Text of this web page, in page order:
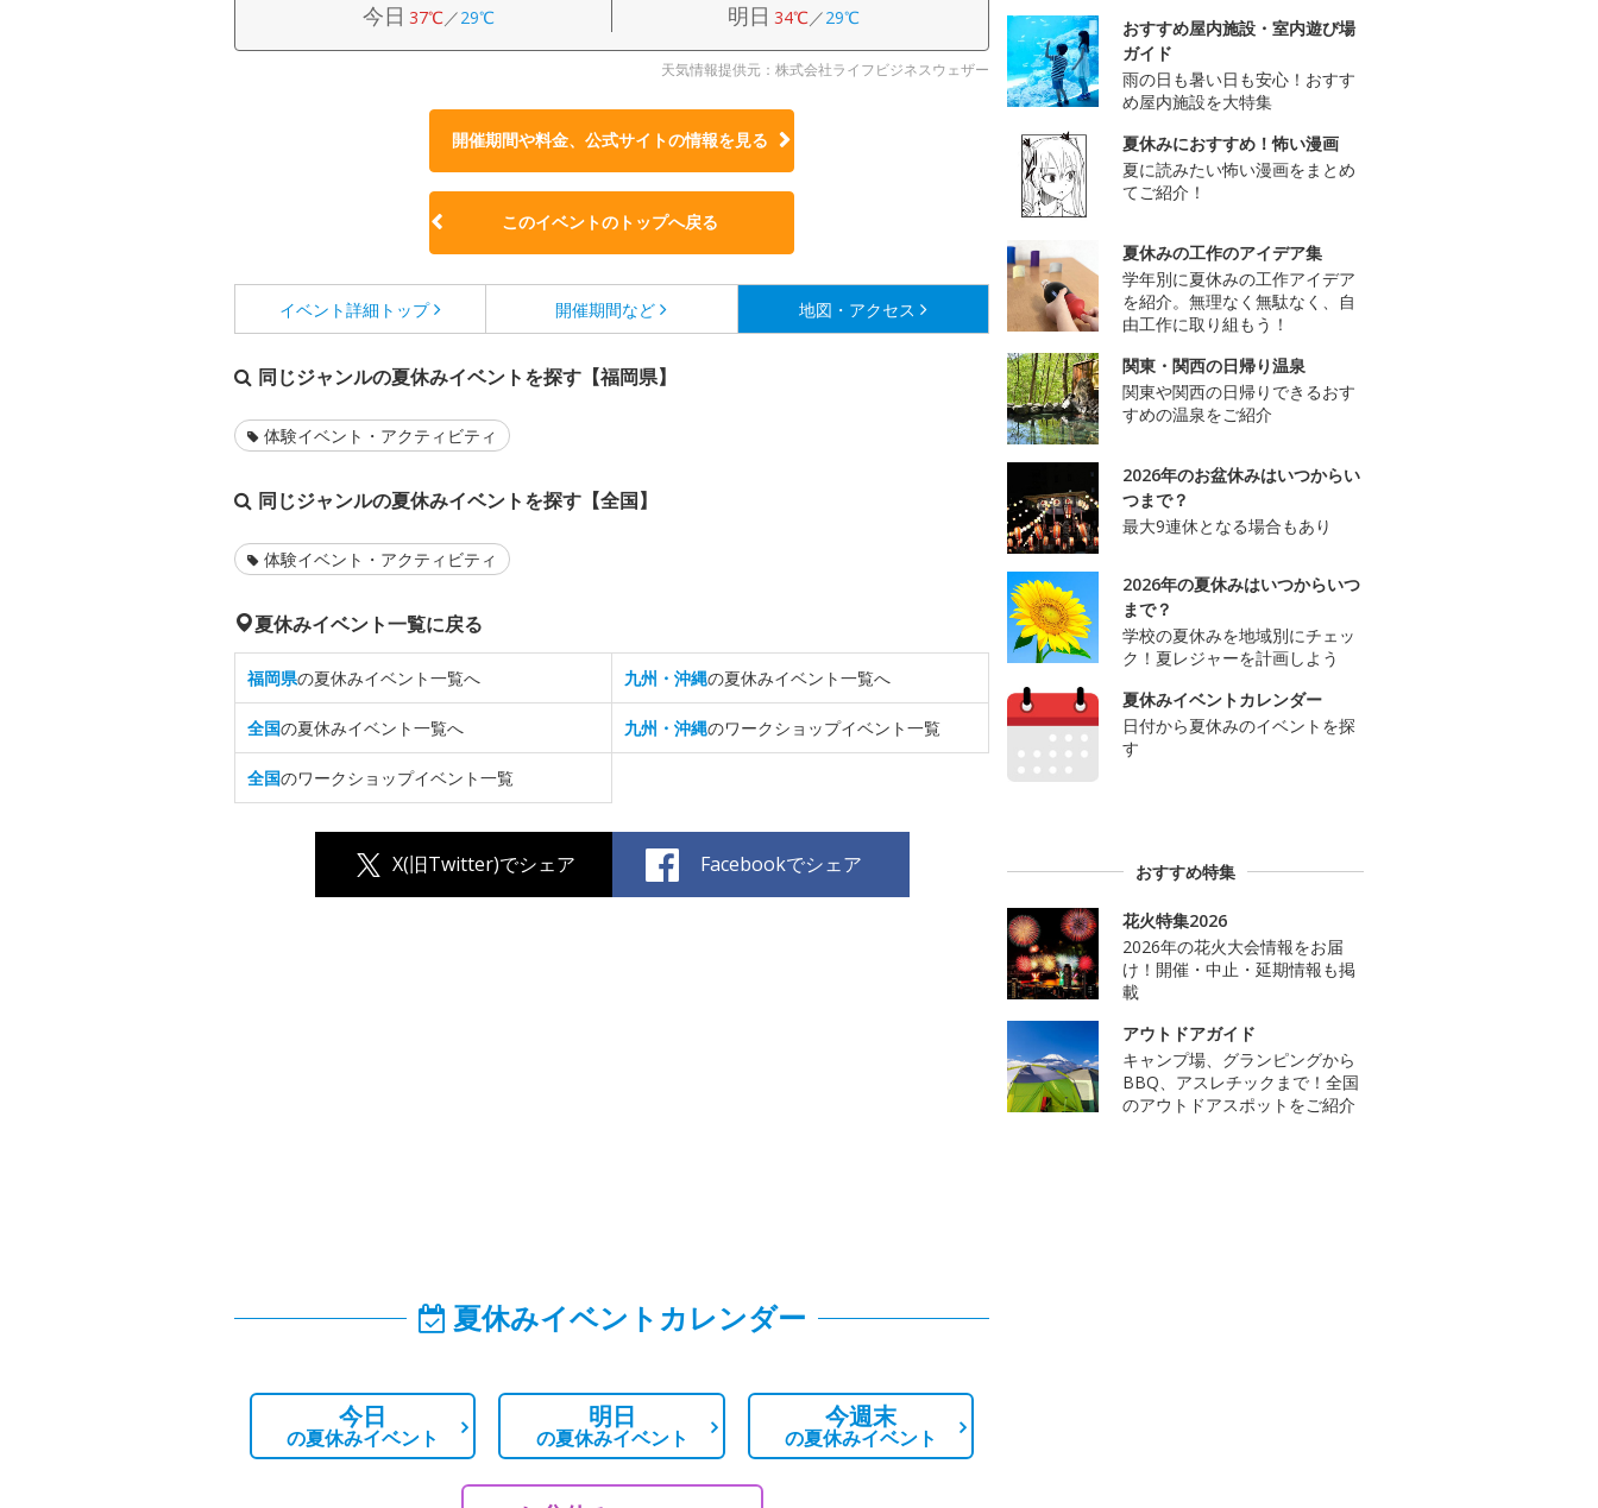
今日 37℃／29℃ 明日 34℃／29℃
天気情報提供元：株式会社ライフビジネスウェザー
開催期間や料金、公式サイトの情報を見る
このイベントのトップへ戻る
イベント詳細 トップ 開催期間など 地図・アクセス
同じジャンルの夏休みイベントを探す【福岡県】
体験イベント・アクティビティ
同じジャンルの夏休みイベントを探す【全国】
体験イベント・アクティビティ
夏休みイベント一覧に戻る
福岡県の夏休みイベント一覧へ 九州・沖縄の夏休みイベント一覧へ
全国の夏休みイベント一覧へ 九州・沖縄のワークショップイベント一覧
全国のワークショップイベント一覧
X(旧Twitter)でシェア Facebookでシェア
夏休みイベントカレンダー
今日
の夏休みイベント
明日
の夏休みイベント
今週末
の夏休みイベント
おすすめ屋内施設・室内遊び場
ガイド
雨の日も暑い日も安心！おすす
め屋内施設を大特集
夏休みにおすすめ！怖い漫画
夏に読みたい怖い漫画をまとめ
てご紹介！
夏休みの工作のアイデア集
学年別に夏休みの工作アイデア
を紹介。無理なく無駄なく、自
由工作に取り組もう！
関東・関西の日帰り温泉
関東や関西の日帰りできるおす
すめの温泉をご紹介
2026年のお盆休みはいつからい
つまで？
最大9連休となる場合もあり
2026年の夏休みはいつからいつ
まで？
学校の夏休みを地域別にチェッ
ク！夏レジャーを計画しよう
夏休みイベントカレンダー
日付から夏休みのイベントを探
す
おすすめ特集
花火特集2026
2026年の花火大会情報をお届
け！開催・中止・延期情報も掲
載
アウトドアガイド
キャンプ場、グランピングから
BBQ、アスレチックまで！全国
のアウトドアスポットをご紹介